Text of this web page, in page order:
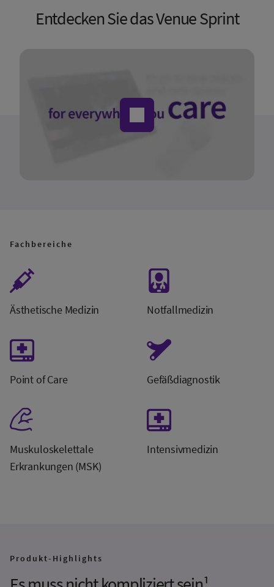
Entdecken Sie das Venue Sprint
Fachbereiche
Ästhetische Medizin Notfallmedizin
Point of Care Gefäßdiagnostik
Muskuloskelettale
Erkrankungen (MSK)
Intensivmedizin
Produkt-Highlights